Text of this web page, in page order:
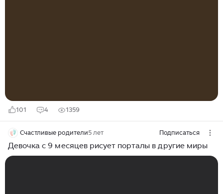
101 4 1359
Счастливые родители5 лет Подписаться
Девочка с 9 месяцев рисует порталы в другие миры